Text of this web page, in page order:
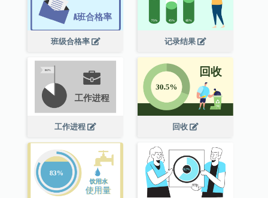
班级合格率 记录结果
工作进程 回收